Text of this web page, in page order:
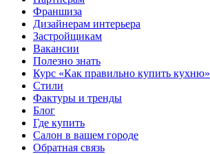
Франшиза
Дизайнерам интерьера
Застройщикам
Вакансии
Полезно знать
Курс «Как правильно купить кухню»
Cтили
Фактуры и тренды
Блог
Где купить
Салон в вашем городе
Обратная связь